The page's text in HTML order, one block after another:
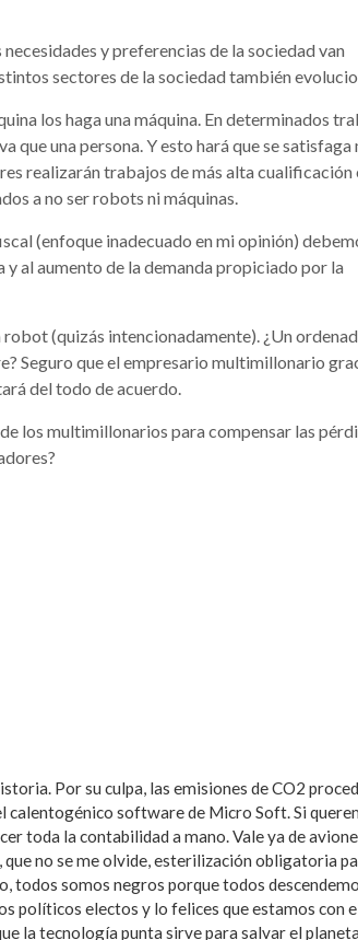
y preferencias de la sociedad van
sectores de la sociedad también
los haga una máquina. En determinados
que una persona. Y esto hará que se satisfaga
realizarán trabajos de más alta cualificación
a no ser robots ni máquinas.
(enfoque inadecuado en mi opinión)
al aumento de la demanda propiciado por la
(quizás intencionadamente). ¿Un
Seguro que el empresario multimillonario
del todo de acuerdo.
los multimillonarios para compensar las
Por su culpa, las emisiones de CO2
calentogénico software de Micro Soft. Si
toda la contabilidad a mano. Vale ya de
que no se me olvide, esterilización obligatoria
todos somos negros porque todos
políticos electos y lo felices que estamos
la tecnología punta sirve para salvar el